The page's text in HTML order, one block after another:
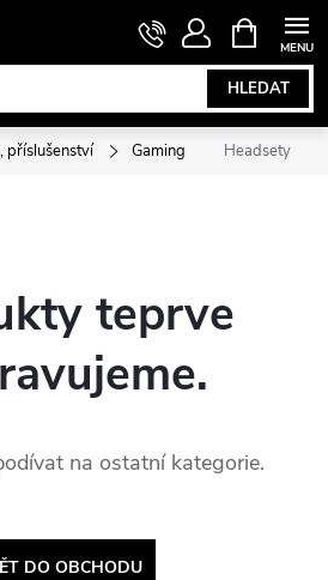
HLEDAT
NÁKUPNÍ
KOŠÍK
příslušenství Gaming Headsety
teprve
na ostatní kategorie.
DO OBCHODU